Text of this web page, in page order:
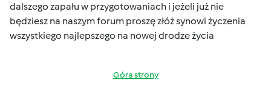
dalszego zapału w przygotowaniach i jeżeli już nie
będziesz na naszym forum proszę złóż synowi życzenia
wszystkiego najlepszego na nowej drodze życia
Góra strony